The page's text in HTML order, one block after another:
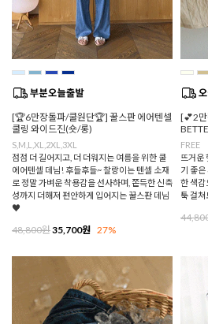
[🏆6만장돌파/쿨원단🏆] 꿀스판 에어텐셀
쿨링 와이드진(숏/롱)
S,M,L,XL,2XL,3XL
점점 더 길어지고, 더 더워지는 여름을 위한 쿨
에어텐셀 데님! 후들후들~ 찰랑이는 텐셀 소재
로 정말 가벼운 착용감을 선사하며, 쫀득한 신축
성까지 더해져 편안하게 입어지는 꿀스판 데님
♥
48,800원35,700원 27%
[💕2만
FREE
뜨거운
기 좋
한 색감
툭 걸